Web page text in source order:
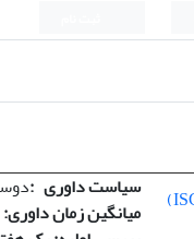
سیاست داوری :
میانگین زمان داوری: